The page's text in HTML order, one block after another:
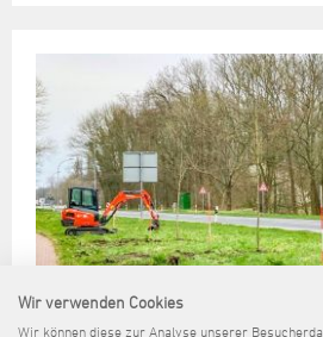
Wir verwenden Cookies
Wir können diese zur Analyse unserer